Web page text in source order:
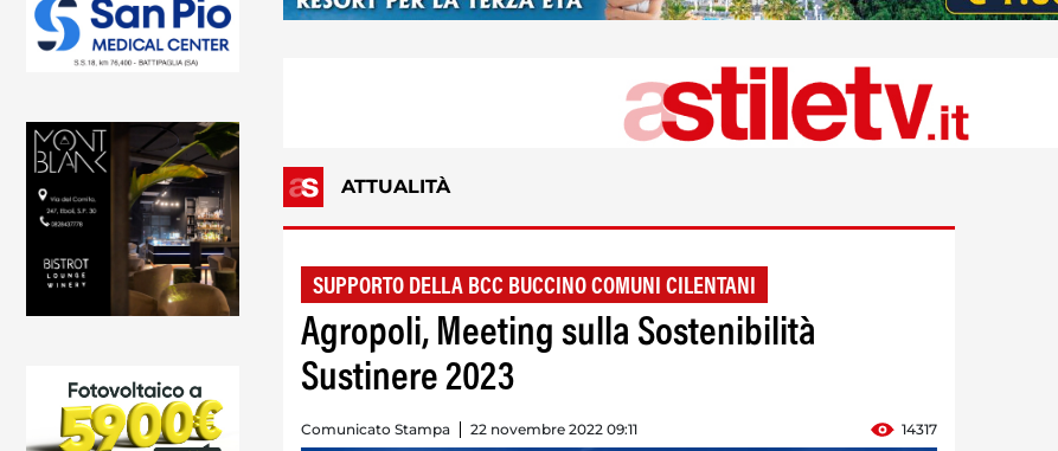
ATTUALITÀ
SUPPORTO DELLA BCC BUCCINO COMUNI CILENTANI
Agropoli, Meeting sulla Sostenibilità
Sustinere 2023
Comunicato Stampa 22 novembre 2022 09:11 14317